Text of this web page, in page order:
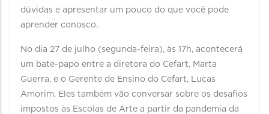
dúvidas e apresentar um pouco do que você pode
aprender conosco.
No dia 27 de julho (segunda-feira), às 17h, acontecerá
um bate-papo entre a diretora do Cefart, Marta
Guerra, e o Gerente de Ensino do Cefart, Lucas
Amorim. Eles também vão conversar sobre os desafios
impostos às Escolas de Arte a partir da pandemia da